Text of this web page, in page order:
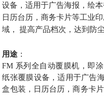
设备，适用于广告海报，绘
日历台历，商务卡片等工业
域，
提高产品档次，达到防
用途 ：
FM 系列全自动覆膜机，即
纸张覆膜设备，适用于广告
盒包装，日历台历，商务卡片